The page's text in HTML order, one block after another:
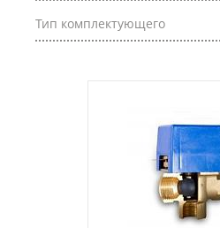
Тип комплектующего